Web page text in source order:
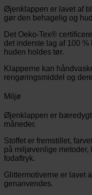
Øjenklappen er lavet af
gør den behagelig og
Det Oeko-Tex®
det inderste lag af 100
huden holdes tør.
Klapperne kan
rengøringsmiddel og
Miljø
Øjenklappen er
måneder.
Stoffet er fremstillet,
på miljøvenlige metoder,
fodaftryk.
Glittermotiverne er lavet
genanvendes.